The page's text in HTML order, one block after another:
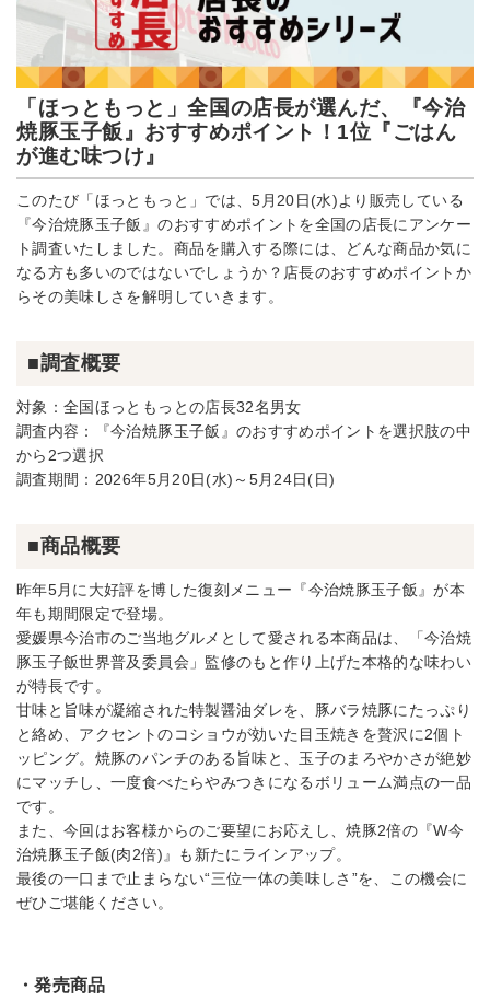
「ほっともっと」全国の店長が選んだ、『今治
焼豚玉子飯』おすすめポイント！1位『ごはん
が進む味つけ』
このたび「ほっともっと」では、5月20日(水)より販売している
『今治焼豚玉子飯』のおすすめポイントを全国の店長にアンケー
ト調査いたしました。商品を購入する際には、どんな商品か気に
なる方も多いのではないでしょうか？店長のおすすめポイントか
らその美味しさを解明していきます。
■調査概要
対象：全国ほっともっとの店長32名男女
調査内容：『今治焼豚玉子飯』のおすすめポイントを選択肢の中
から2つ選択
調査期間：2026年5月20日(水)～5月24日(日)
■商品概要
昨年5月に大好評を博した復刻メニュー『今治焼豚玉子飯』が本
年も期間限定で登場。
愛媛県今治市のご当地グルメとして愛される本商品は、「今治焼
豚玉子飯世界普及委員会」監修のもと作り上げた本格的な味わい
が特長です。
甘味と旨味が凝縮された特製醤油ダレを、豚バラ焼豚にたっぷり
と絡め、アクセントのコショウが効いた目玉焼きを贅沢に2個ト
ッピング。焼豚のパンチのある旨味と、玉子のまろやかさが絶妙
にマッチし、一度食べたらやみつきになるボリューム満点の一品
です。
また、今回はお客様からのご要望にお応えし、焼豚2倍の『W今
治焼豚玉子飯(肉2倍)』も新たにラインアップ。
最後の一口まで止まらない“三位一体の美味しさ”を、この機会に
ぜひご堪能ください。
・発売商品